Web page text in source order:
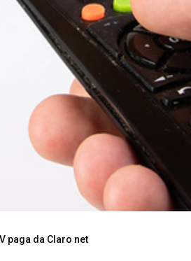
paga da Claro net